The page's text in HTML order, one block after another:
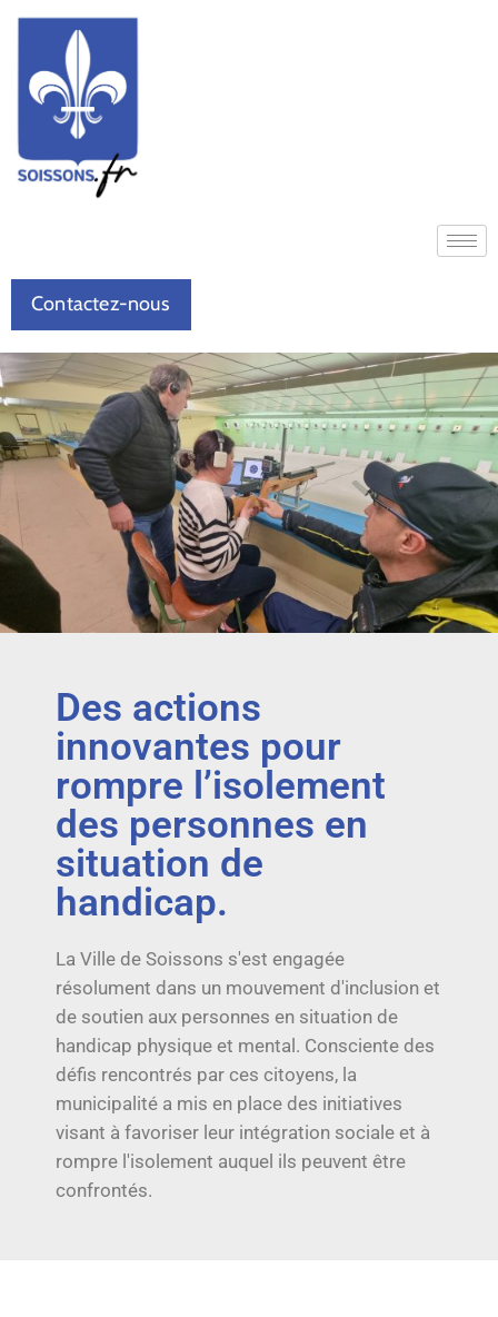
Contactez-nous
Des actions
innovantes pour
rompre l’isolement
des personnes en
situation de
handicap.
La Ville de Soissons s'est engagée
résolument dans un mouvement d'inclusion et
de soutien aux personnes en situation de
handicap physique et mental. Consciente des
défis rencontrés par ces citoyens, la
municipalité a mis en place des initiatives
visant à favoriser leur intégration sociale et à
rompre l'isolement auquel ils peuvent être
confrontés.